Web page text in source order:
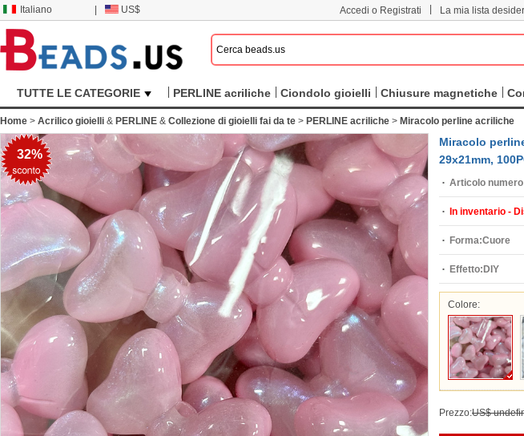
Italiano US$ Accedi o Registrati La mia lista
TUTTE LE CATEGORIE PERLINE acriliche Ciondolo gioielli Chiusure magnetiche
Home > Acrilico gioielli & PERLINE & Collezione di gioielli fai da te > PERLINE acriliche > Miracolo perline acriliche
32%
Miracolo
29x21mm,
Articolo
In inventario -
Forma:Cuore
Effetto: DIY
Colore:
Prezzo:US$